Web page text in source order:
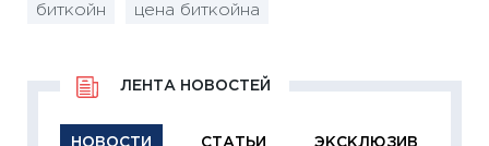
биткойн цена биткойна
НОВОСТИ СТАТЬИ ЭКСКЛЮЗИВ
ЛЕНТА НОВОСТЕЙ